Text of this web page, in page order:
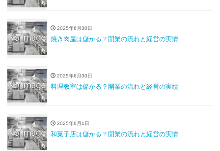
2025年6月30日
焼き肉屋は儲かる？開業の流れと経営の実情
2025年6月30日
料理教室は儲かる？開業の流れと経営の実績
2025年6月1日
和菓子店は儲かる？開業の流れと経営の実情